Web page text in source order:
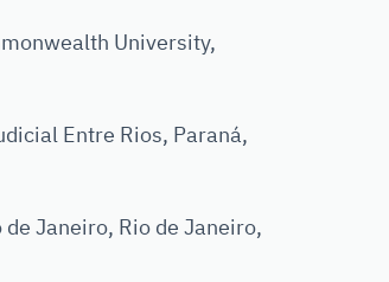
University,
Entre Rios, Paraná,
de Janeiro, Rio de Janeiro,